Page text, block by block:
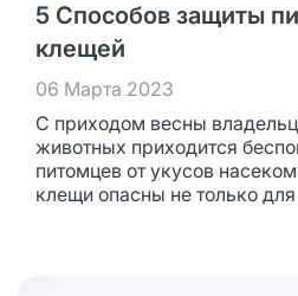
5 Способов защиты
клещей
06 Марта 2023
С приходом весны
животных приходится
питомцев от укусов
клещи опасны не только для